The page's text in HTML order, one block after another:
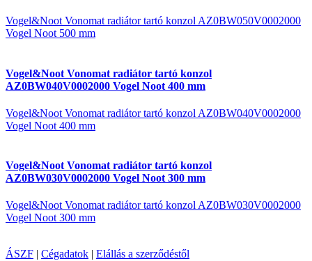
Vogel&Noot Vonomat radiátor tartó konzol AZ0BW050V0002000
Vogel Noot 500 mm
Vogel&Noot Vonomat radiátor tartó konzol
AZ0BW040V0002000 Vogel Noot 400 mm
Vogel&Noot Vonomat radiátor tartó konzol AZ0BW040V0002000
Vogel Noot 400 mm
Vogel&Noot Vonomat radiátor tartó konzol
AZ0BW030V0002000 Vogel Noot 300 mm
Vogel&Noot Vonomat radiátor tartó konzol AZ0BW030V0002000
Vogel Noot 300 mm
ÁSZF | Cégadatok | Elállás a szerződéstől